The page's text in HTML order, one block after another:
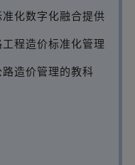
化数字化融合提供
程造价标准化管理
造价管理的教科